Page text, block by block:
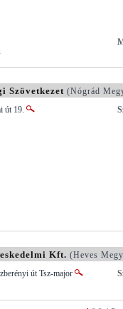
Szövetkezet (Nógrád
út 19.
Kft. (Heves
út Tsz-major